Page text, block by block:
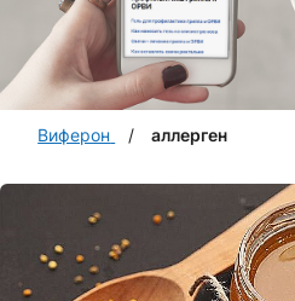
Виферон аллерген